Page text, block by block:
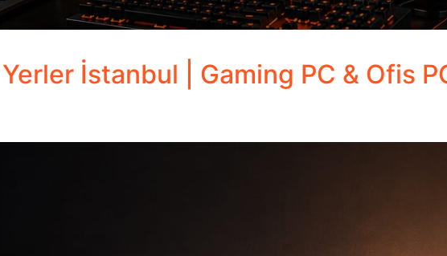
İstanbul | Gaming PC & Ofis